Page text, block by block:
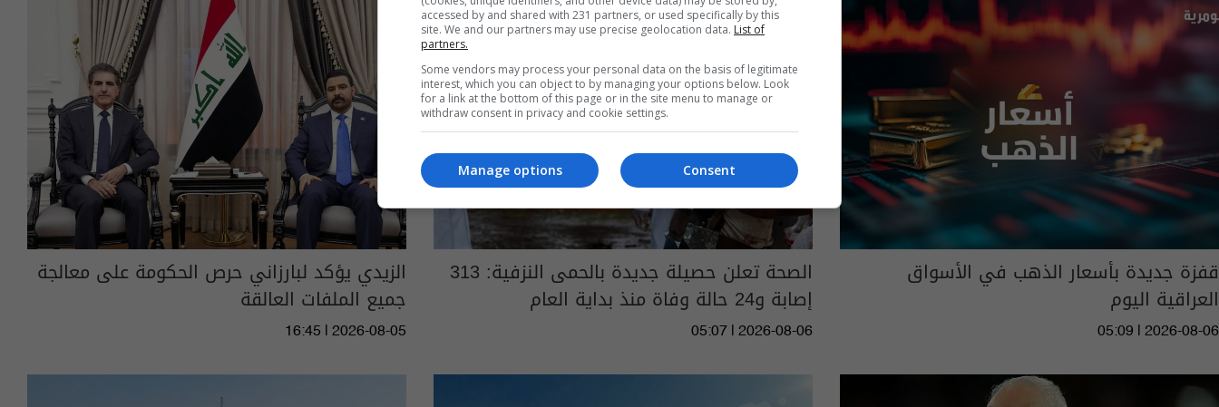
قفزة جديدة بأسعار الذهب في الأسواق
العراقية اليوم
05:09 | 2026-08-06
الصحة تعلن حصيلة جديدة بالحمى النزفية: 313
إصابة و24 حالة وفاة منذ بداية العام
05:07 | 2026-08-06
الزيدي يؤكد لبارزاني حرص الحكومة على معالجة
جميع الملفات العالقة
16:45 | 2026-08-05
accessed by and shared with 231 partners, or used specifically by this
site. We and our partners may use precise geolocation data. List of
partners.
Some vendors may process your personal data on the basis of legitimate
interest, which you can object to by managing your options below. Look
for a link at the bottom of this page or in the site menu to manage or
withdraw consent in privacy and cookie settings.
Consent
Manage options